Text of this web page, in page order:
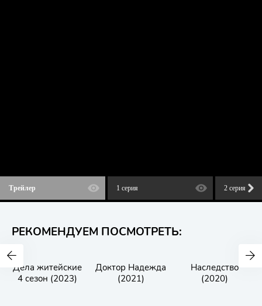
Трейлер 1 серия 2 серия
РЕКОМЕНДУЕМ ПОСМОТРЕТЬ:
Дела житейские
4 сезон (2023)
Доктор Надежда
(2021)
Наследство
(2020)